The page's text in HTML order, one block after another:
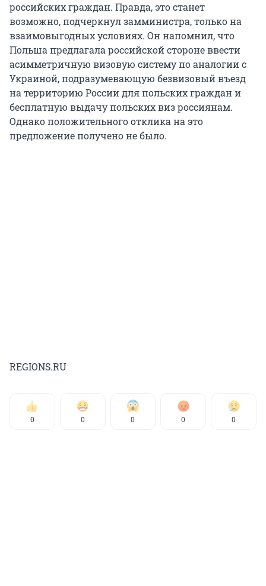
российских граждан. Правда, это станет
возможно, подчеркнул замминистра, только на
взаимовыгодных условиях. Он напомнил, что
Польша предлагала российской стороне ввести
асимметричную визовую систему по аналогии с
Украиной, подразумевающую безвизовый въезд
на территорию России для польских граждан и
бесплатную выдачу польских виз россиянам.
Однако положительного отклика на это
предложение получено не было.
REGIONS.RU
0 0 0 0 0